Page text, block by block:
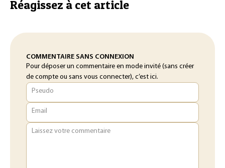
Réagissez à cet article
COMMENTAIRE SANS CONNEXION
Pour déposer un commentaire en mode invité (sans créer
de compte ou sans vous connecter), c’est ici.
Pseudo
Email
Laissez votre commentaire